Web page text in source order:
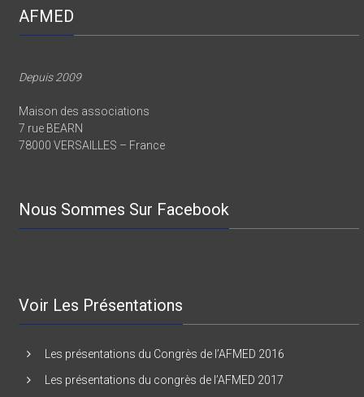
AFMED
Depuis 2009
Maison des associations
7 rue BEARN
78000 VERSAILLES – France
Nous Sommes Sur Facebook
Voir Les Présentations
Les présentations du Congrès de l’AFMED 2016
Les présentations du congrès de l’AFMED 2017